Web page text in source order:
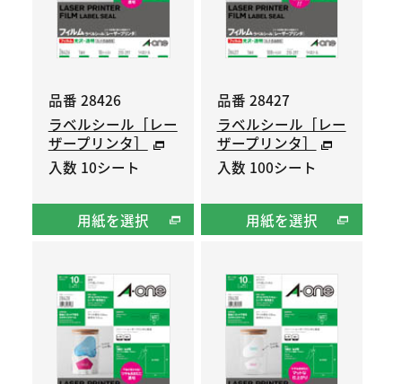
品番 28426
ラベルシール［レー
ザープリンタ］
入数 10シート
用紙を選択
品番 28427
ラベルシール［レー
ザープリンタ］
入数 100シート
用紙を選択